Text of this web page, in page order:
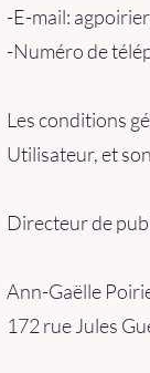
-E-mail:
-Numéro de
Les conditions
Utilisateur, et
Directeur de
Ann-Gaëlle
172 rue Jules